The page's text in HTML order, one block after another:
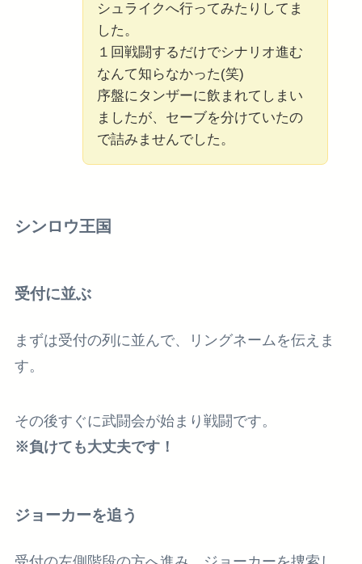
シュライクへ行ってみたりしてま
した。
１回戦闘するだけでシナリオ進む
なんて知らなかった(笑)
序盤にタンザーに飲まれてしまい
ましたが、セーブを分けていたの
で詰みませんでした。
シンロウ王国
受付に並ぶ
まずは受付の列に並んで、リングネームを伝えま
す。
その後すぐに武闘会が始まり戦闘です。
※負けても大丈夫です！
ジョーカーを追う